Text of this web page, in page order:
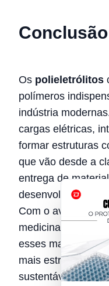
Conclusão
Os polieletrólitos
polímeros
indústria
cargas elétricas,
formar estruturas
que vão desde a
entrega de
desenvolvimento
Com o avanço da
medicina
esses materiais
mais estratégico
sustentáveis e de